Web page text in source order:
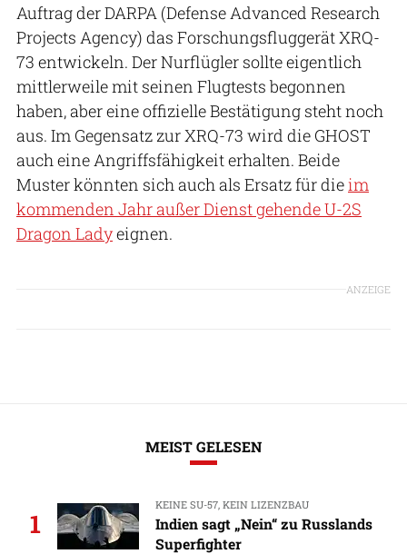
Auftrag der DARPA (Defense Advanced Research
Projects Agency) das Forschungsfluggerät XRQ-
73 entwickeln. Der Nurflügler sollte eigentlich
mittlerweile mit seinen Flugtests begonnen
haben, aber eine offizielle Bestätigung steht noch
aus. Im Gegensatz zur XRQ-73 wird die GHOST
auch eine Angriffsfähigkeit erhalten. Beide
Muster könnten sich auch als Ersatz für dieim
kommenden Jahr außer Dienst gehende U-2S
Dragon Ladyeignen.
ANZEIGE
MEIST GELESEN
1
KEINE SU-57, KEIN LIZENZBAU
Indien sagt „Nein“ zu Russlands
Superfighter